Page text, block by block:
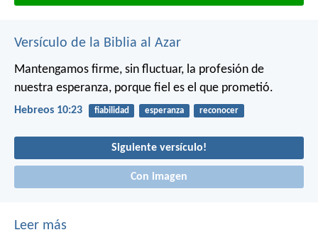
Versículo de la Biblia al Azar
Mantengamos firme, sin fluctuar, la profesión de
nuestra esperanza, porque fiel es el que prometió.
Hebreos 10:23 fiabilidad esperanza reconocer
Siguiente versículo!
Con imagen
Leer más